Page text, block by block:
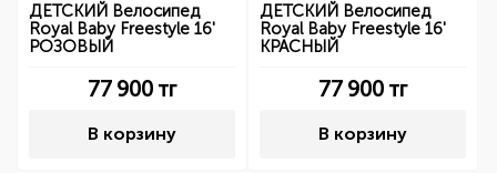
ДЕТСКИЙ Велосипед
Royal Baby Freestyle 16'
РОЗОВЫЙ
77 900 тг
В корзину
ДЕТСКИЙ Велосипед
Royal Baby Freestyle 16'
КРАСНЫЙ
77 900 тг
В корзину